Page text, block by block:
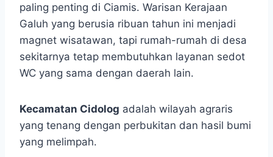
paling penting di Ciamis. Warisan Kerajaan
Galuh yang berusia ribuan tahun ini menjadi
magnet wisatawan, tapi rumah-rumah di desa
sekitarnya tetap membutuhkan layanan sedot
WC yang sama dengan daerah lain.
Kecamatan Cidolog adalah wilayah agraris
yang tenang dengan perbukitan dan hasil bumi
yang melimpah.